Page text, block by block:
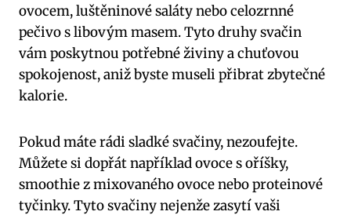
ovocem, luštěninové saláty nebo celozrnné
pečivo s libovým masem. Tyto druhy svačin
vám poskytnou potřebné živiny a chuťovou
spokojenost, aniž byste museli přibrat zbytečné
kalorie.
Pokud máte rádi sladké svačiny, nezoufejte.
Můžete si dopřát například ovoce s oříšky,
smoothie z mixovaného ovoce nebo proteinové
tyčinky. Tyto svačiny nejenže zasytí vaši